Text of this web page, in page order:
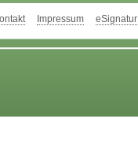
Impressum eSignatur